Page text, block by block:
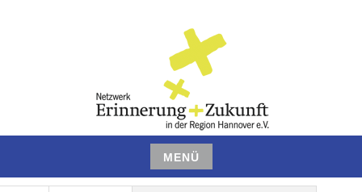
NETZWERK ERINNERUNG UND
ZUKUNFT IN DER REGION
MENÜ
Zum